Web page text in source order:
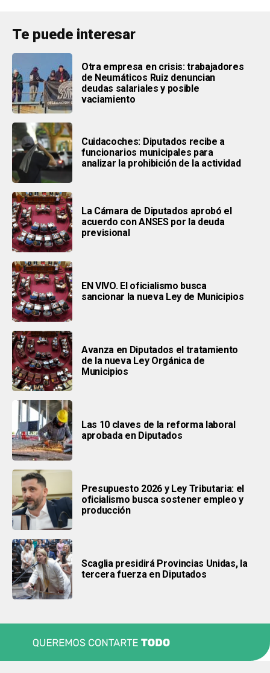
Te puede interesar
Otra empresa en crisis: trabajadores
de Neumáticos Ruiz denuncian
deudas salariales y posible
vaciamiento
Cuidacoches: Diputados recibe a
funcionarios municipales para
analizar la prohibición de la actividad
La Cámara de Diputados aprobó el
acuerdo con ANSES por la deuda
previsional
EN VIVO. El oficialismo busca
sancionar la nueva Ley de Municipios
Avanza en Diputados el tratamiento
de la nueva Ley Orgánica de
Municipios
Las 10 claves de la reforma laboral
aprobada en Diputados
Presupuesto 2026 y Ley Tributaria: el
oficialismo busca sostener empleo y
producción
Scaglia presidirá Provincias Unidas, la
tercera fuerza en Diputados